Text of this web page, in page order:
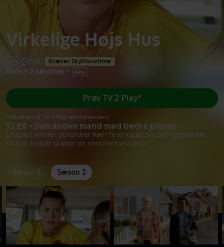
Virkelige Højs Hus
Kræver SkyShowtime
Børn • 2 sæsoner •
S2:E8 • Den anden mand med bedre planer
Lincolns venner opfordrer ham til at kigge på Zias indgående
sms'er, hvilket skaber en stor misforståelse
Prøv TV 2 Play*
*tilkøbes til TV 2 Play abonnement
Sæson 1 Sæson 2